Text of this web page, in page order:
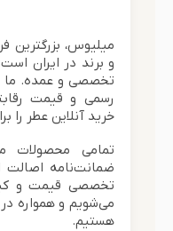
میلیوس، بزرگترین
تخصصی و عمده. ما
رسمی و قیمت
خرید آنلاین عطر را
تمامی محصولات
ضمانت‌نامه اصالت
تخصصی قیمت و
می‌شویم و همواره
هستیم.